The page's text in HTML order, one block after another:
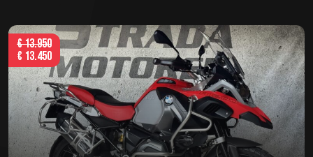
€13.950
€ 13.450